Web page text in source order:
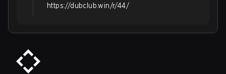
https://dubclub.win/r/44/